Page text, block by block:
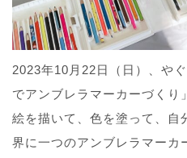
2023年10月22日（日）、や
でアンブレラマーカーづくり
絵を描いて、色を塗って、自
界に一つのアンブレラマーカ